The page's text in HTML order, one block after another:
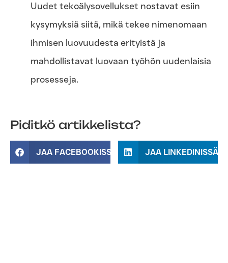
Uudet tekoälysovellukset nostavat esiin
kysymyksiä siitä, mikä tekee nimenomaan
ihmisen luovuudesta erityistä ja
mahdollistavat luovaan työhön uudenlaisia
prosesseja.
Piditkö artikkelista?
JAA FACEBOOKISSA JAA LINKEDINISSÄ